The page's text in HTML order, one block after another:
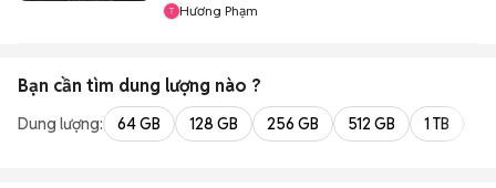
Hương Phạm
Bạn cần tìm dung lượng nào ?
Dung lượng: 64 GB 128 GB 256 GB 512 GB 1 TB